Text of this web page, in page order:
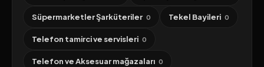
Süpermarketler Şarküteriler 0 Tekel Bayileri 0
Telefon tamirci ve servisleri 0
Telefon ve Aksesuar mağazaları 0